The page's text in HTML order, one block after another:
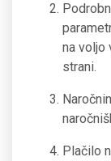
na voljo
strani.
Plačilo